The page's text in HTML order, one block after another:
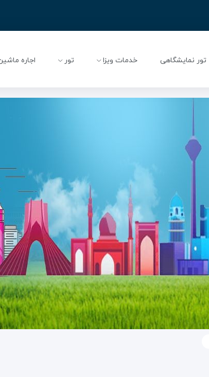
تور نمایشگاهی خدمات ویزا تور اجاره